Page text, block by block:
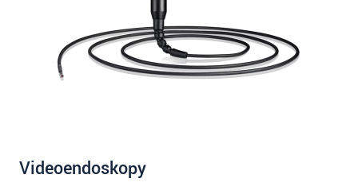
Videoendoskopy